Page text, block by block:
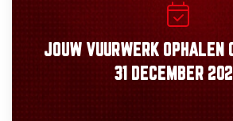
JOUW VUURWERK OPHALEN
31 DECEMBER